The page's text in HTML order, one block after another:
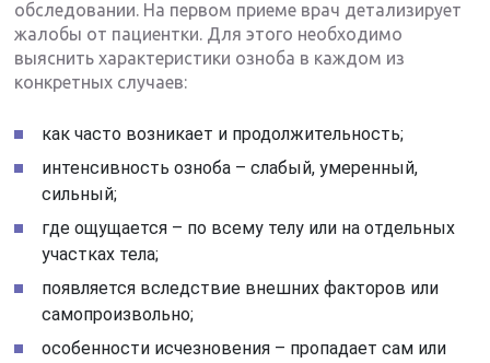
обследовании. На первом приеме врач детализирует
жалобы от пациентки. Для этого необходимо
выяснить характеристики озноба в каждом из
конкретных случаев:
как часто возникает и продолжительность;
интенсивность озноба – слабый, умеренный,
сильный;
где ощущается – по всему телу или на отдельных
участках тела;
появляется вследствие внешних факторов или
самопроизвольно;
особенности исчезновения – пропадает сам или